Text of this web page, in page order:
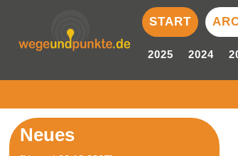
START
2025 2024
Neues